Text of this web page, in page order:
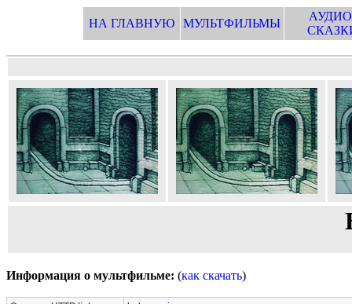
НА ГЛАВНУЮ МУЛЬТФИЛЬМЫ
Информация о мультфильме: (как скачать)